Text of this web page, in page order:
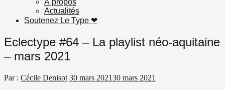
Actualités
Soutenez Le Type ❤︎
Eclectype #64 – La playlist néo-aquitaine
– mars 2021
Par : Cécile Denisot 30 mars 202130 mars 2021